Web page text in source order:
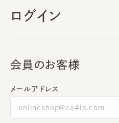
ログイン
会員のお客様
メールアドレス